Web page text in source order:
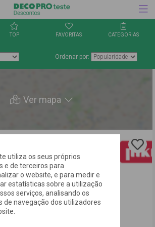
TOP FAVORITAS CATEGORIAS
Ordenar por:
Ver mapa
oferta é
de
reembolso
utiliza os seus próprios
e de terceiros para
o website, e para medir e
estatísticas sobre a utilização
serviços, analisando os
de navegação dos utilizadores